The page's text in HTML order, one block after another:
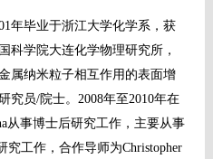
年毕业于浙江大学化学系，获
科学院大连化学物理研究所，
属纳米粒子相互作用的表面增
究员/院士。 2008年至2010年在
从事博士后研究工作， 主要从事
究工作， 合作导师为Christopher